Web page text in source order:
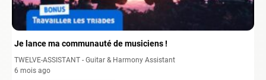
Je lance ma communauté de musiciens !
TWELVE-ASSISTANT - Guitar & Harmony Assistant
6 mois ago